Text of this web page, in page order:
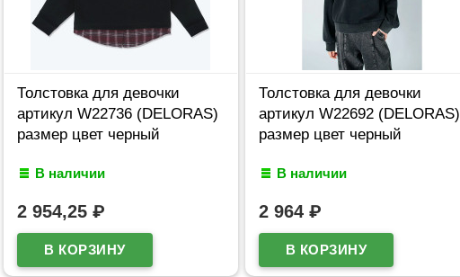
Толстовка для девочки
артикул W22736 (DELORAS)
размер цвет черный
В наличии
2 954,25 ₽
Толстовка для девочки
артикул W22692 (DELORAS)
размер цвет черный
В наличии
2 964 ₽